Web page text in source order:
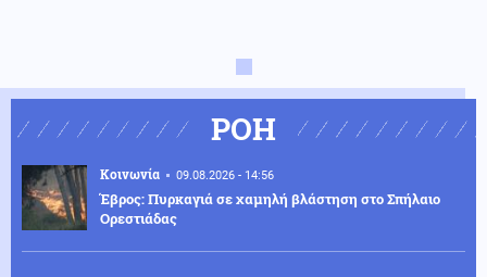
ΡΟΗ
Κοινωνία 09.08.2026 - 14:56
Έβρος: Πυρκαγιά σε χαμηλή βλάστηση στο Σπήλαιο
Ορεστιάδας